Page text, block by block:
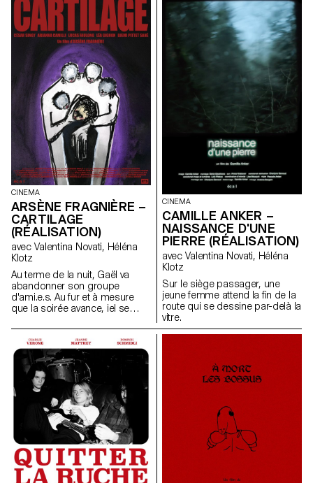
CINEMA
ARSÈNE FRAGNIÈRE –
CARTILAGE
(RÉALISATION)
avec Valentina Novati, Héléna
Klotz
Au terme de la nuit, Gaël va
abandonner son groupe
d'ami.e.s. Au fur et à mesure
que la soirée avance, iel se
quelques chose cloche.
CINEMA
CAMILLE ANKER –
NAISSANCE D'UNE
PIERRE (RÉALISATION)
avec Valentina Novati, Héléna
Klotz
Sur le siège passager, une
jeune femme attend la fin de la
route qui se dessine par-delà la
vitre.